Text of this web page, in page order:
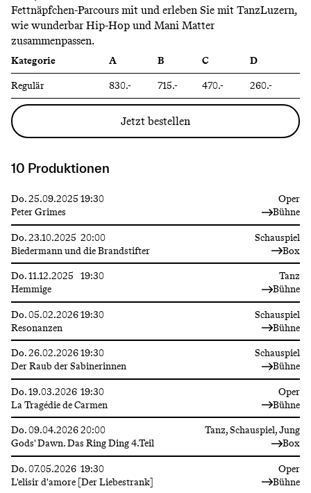
Fettnäpfchen-Parcours mit und erleben Sie mit TanzLuzern,
wie wunderbar Hip-Hop und Mani Matter
zusammenpassen.
Kategorie A B C
D
Regulär
830.- 715.- 470.- 260.-
Jetzt bestellen
10 Produktionen
Oper
Do.25.09.2025 19:30
Peter Grimes
Bühne
Schauspiel
Do.23.10.2025 20:00
Biedermann und die Brandstifter
Box
Tanz
Do.11.12.2025 19:30
Hemmige
Bühne
Schauspiel
Do.05.02.202619:30
Resonanzen
Bühne
Schauspiel
Do.26.02.202619:30
Der Raub der Sabinerinnen
Bühne
Oper
Do.19.03.2026 19:30
La Tragédie de Carmen
Bühne
Tanz, Schauspiel, Jung
Do.09.04.202620:00
Gods' Dawn. Das Ring Ding 4.Teil
Box
Oper
Do.07.05.2026 19:30
L'elisir d'amore [Der Liebestrank]
Bühne